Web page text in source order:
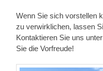
Wenn Sie sich vorstellen
zu verwirklichen, lassen
Kontaktieren Sie uns unter
Sie die Vorfreude!